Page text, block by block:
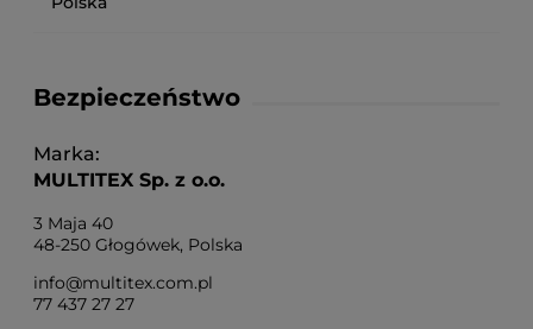
Bezpieczeństwo
Marka
MULTITEX Sp. z o.o.
3 Maja 40
48-250 Głogówek, Polska
info@multitex.com.pl
77 437 27 27